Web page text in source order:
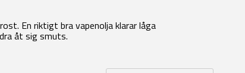
En riktigt bra vapenolja klarar låga
åt sig smuts.